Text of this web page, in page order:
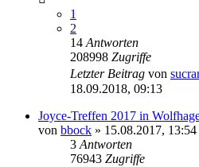
1
2
14 Antworten
208998 Zugriffe
Letzter Beitrag von
18.09.2018, 09:13
Joyce-Treffen 2017 in
von bbock » 15.08.2017, 13:54
3 Antworten
76943 Zugriffe